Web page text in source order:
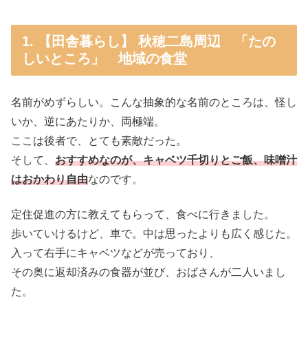
1. 【田舎暮らし】 秋穂二島周辺 「たの
しいところ」 地域の食堂
名前がめずらしい。こんな抽象的な名前のところは、怪し
いか、逆にあたりか、両極端。
ここは後者で、とても素敵だった。
そして、 おすすめなのが、キャベツ千切りとご飯、味噌汁
はおかわり自由なのです。
定住促進の方に教えてもらって、食べに行きました。
歩いていけるけど、車で。中は思ったよりも広く感じた。
入って右手にキャベツなどが売っており、
その奥に返却済みの食器が並び、おばさんが二人いまし
た。